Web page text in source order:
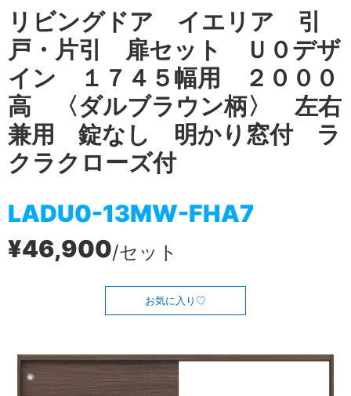
リビングドア イエリア 引
戸・片引 扉セット Ｕ０デザ
イン １７４５幅用 ２０００
高 〈ダルブラウン柄〉 左右
兼用 錠なし 明かり窓付 ラ
クラクローズ付
LADU0-13MW-FHA7
¥46,900/セット
お気に入り